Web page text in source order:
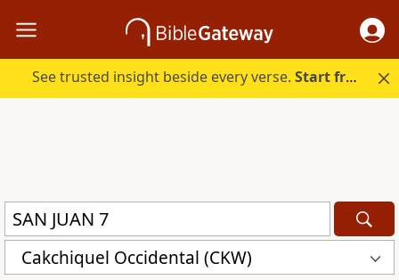
See trusted insight beside every verse.Start free.
Cakchiquel Occidental (CKW)